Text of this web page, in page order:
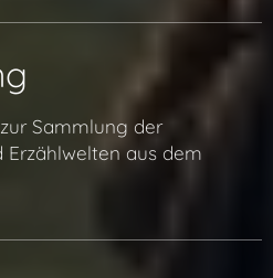
Sammlung der
Erzählwelten aus dem